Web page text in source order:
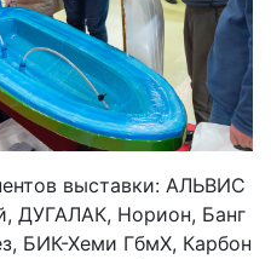
выставки: АЛЬВИС
ДУГАЛАК, Норион, Банг
БИК-Хеми ГбмХ, Карбон